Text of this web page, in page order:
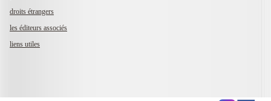
droits étrangers
les éditeurs associés
liens utiles